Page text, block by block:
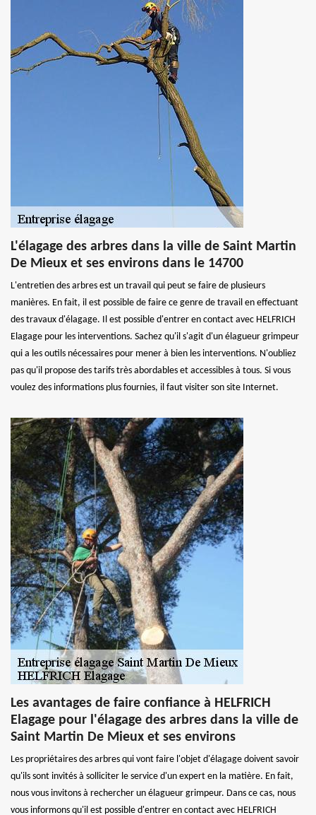
L'élagage des arbres dans la ville de Saint Martin
De Mieux et ses environs dans le 14700
L'entretien des arbres est un travail qui peut se faire de plusieurs
manières. En fait, il est possible de faire ce genre de travail en effectuant
des travaux d'élagage. Il est possible d'entrer en contact avec HELFRICH
Elagage pour les interventions. Sachez qu'il s'agit d'un élagueur grimpeur
qui a les outils nécessaires pour mener à bien les interventions. N'oubliez
pas qu'il propose des tarifs très abordables et accessibles à tous. Si vous
voulez des informations plus fournies, il faut visiter son site Internet.
Les avantages de faire confiance à HELFRICH
Elagage pour l'élagage des arbres dans la ville de
Saint Martin De Mieux et ses environs
Les propriétaires des arbres qui vont faire l'objet d'élagage doivent savoir
qu'ils sont invités à solliciter le service d'un expert en la matière. En fait,
nous vous invitons à rechercher un élagueur grimpeur. Dans ce cas, nous
vous informons qu'il est possible d'entrer en contact avec HELFRICH